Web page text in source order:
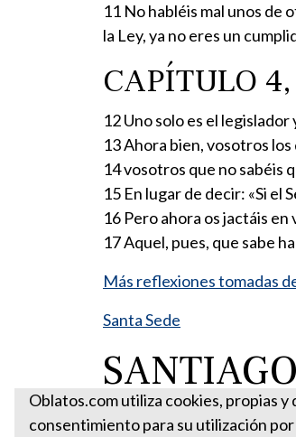
11 No habléis mal unos de
la Ley, ya no eres un
CAPÍTULO
12 Uno solo es el
13 Ahora bien, vosotros
14 vosotros que no sabéis
15 En lugar de decir: «Si el
16 Pero ahora os jactáis
17 Aquel, pues, que sabe
Más reflexiones tomadas
Santa Sede
Oblatos.com utiliza cookies, propias
consentimiento para su utilización